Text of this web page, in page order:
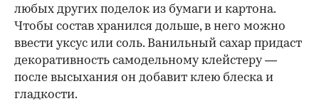
любых других поделок из бумаги и картона.
Чтобы состав хранился дольше, в него можно
ввести уксус или соль. Ванильный сахар придаст
декоративность самодельному клейстеру —
после высыхания он добавит клею блеска и
гладкости.